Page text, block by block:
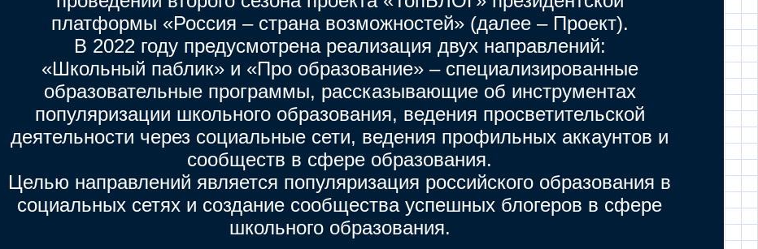
платформы «Россия – страна возможностей» (далее – Проект).
В 2022 году предусмотрена реализация двух направлений:
«Школьный паблик» и «Про образование» – специализированные
образовательные программы, рассказывающие об инструментах
популяризации школьного образования, ведения просветительской
деятельности через социальные сети, ведения профильных аккаунтов и
сообществ в сфере образования.
Целью направлений является популяризация российского образования в
социальных сетях и создание сообщества успешных блогеров в сфере
школьного образования.